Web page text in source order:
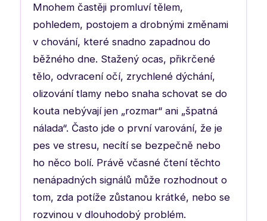
Mnohem častěji promluví tělem,
pohledem, postojem a drobnými změnami
v chování, které snadno zapadnou do
běžného dne. Stažený ocas, přikrčené
tělo, odvracení očí, zrychlené dýchání,
olizování tlamy nebo snaha schovat se do
kouta nebývají jen „rozmar“ ani „špatná
nálada“. Často jde o první varování, že je
pes ve stresu, necítí se bezpečně nebo
ho něco bolí. Právě včasné čtení těchto
nenápadných signálů může rozhodnout o
tom, zda potíže zůstanou krátké, nebo se
rozvinou v dlouhodobý problém.